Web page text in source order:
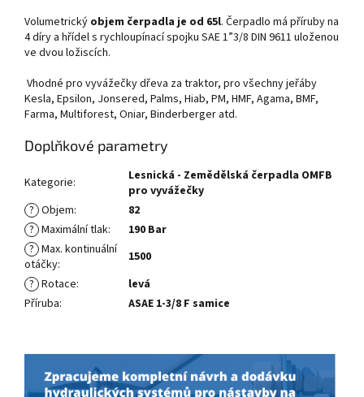
Volumetrický objem čerpadla je od 65l. Čerpadlo má příruby na
4 díry a hřídel s rychloupínací spojku SAE 1”3/8 DIN 9611 uloženou
ve dvou ložiscích.
Vhodné pro vyvážečky dřeva za traktor, pro všechny jeřáby
Kesla, Epsilon, Jonsered, Palms, Hiab, PM, HMF, Agama, BMF,
Farma, Multiforest, Oniar, Binderberger atd.
Doplňkové parametry
Kategorie:
Lesnická - Zemědělská čerpadla OMFB
pro vyvážečky
? Objem:
82
? Maximální tlak:
190 Bar
? Max. kontinuální
otáčky:
1500
? Rotace:
levá
Příruba: ASAE 1-3/8 F samice